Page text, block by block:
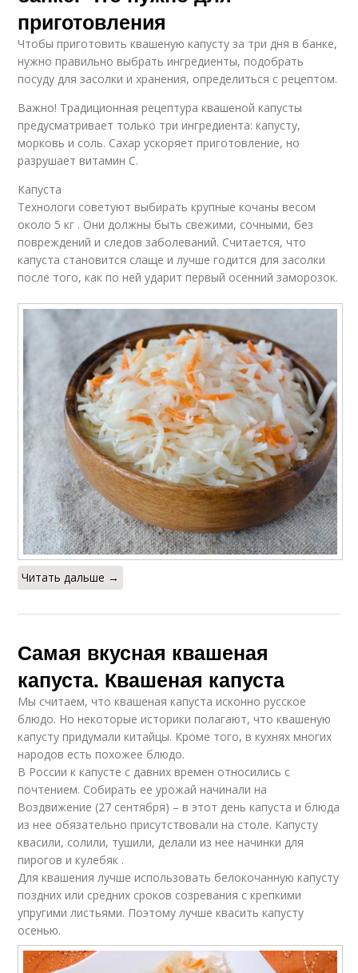
приготовления
Чтобы приготовить квашеную капусту за три дня в банке,
нужно правильно выбрать ингредиенты, подобрать
посуду для засолки и хранения, определиться с рецептом.
Важно! Традиционная рецептура квашеной капусты
предусматривает только три ингредиента: капусту,
морковь и соль. Сахар ускоряет приготовление, но
разрушает витамин С.
Капуста
Технологи советуют выбирать крупные кочаны весом
около 5 кг . Они должны быть свежими, сочными, без
повреждений и следов заболеваний. Считается, что
капуста становится слаще и лучше годится для засолки
после того, как по ней ударит первый осенний заморозок.
Читать дальше →
Самая вкусная квашеная
капуста. Квашеная капуста
Мы считаем, что квашеная капуста исконно русское
блюдо. Но некоторые историки полагают, что квашеную
капусту придумали китайцы. Кроме того, в кухнях многих
народов есть похожее блюдо.
В России к капусте с давних времен относились с
почтением. Собирать ее урожай начинали на
Воздвижение (27 сентября) – в этот день капуста и блюда
из нее обязательно присутствовали на столе. Капусту
квасили, солили, тушили, делали из нее начинки для
пирогов и кулебяк .
Для квашения лучше использовать белокочанную капусту
поздних или средних сроков созревания с крепкими
упругими листьями. Поэтому лучше квасить капусту
осенью.